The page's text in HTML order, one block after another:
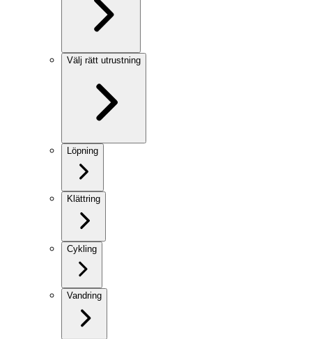
Välj rätt utrustning
Löpning
Klättring
Cykling
Vandring